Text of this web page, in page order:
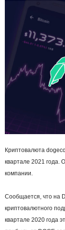
Криптовалюта
квартале 2021 года.
компании.
Сообщается, что на
криптовалютного
квартале 2020 года